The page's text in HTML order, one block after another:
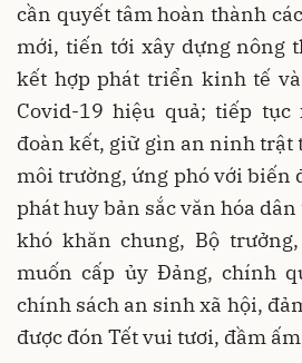
cần quyết tâm hoàn thành
mới, tiến tới xây dựng nông
kết hợp phát triển kinh tế
Covid-19 hiệu quả; tiếp
đoàn kết, giữ gìn an ninh trật
môi trường, ứng phó với biến
phát huy bản sắc văn hóa
khó khăn chung, Bộ
muốn cấp ủy Đảng, chính
chính sách an sinh xã hội,
được đón Tết vui tươi, đầm